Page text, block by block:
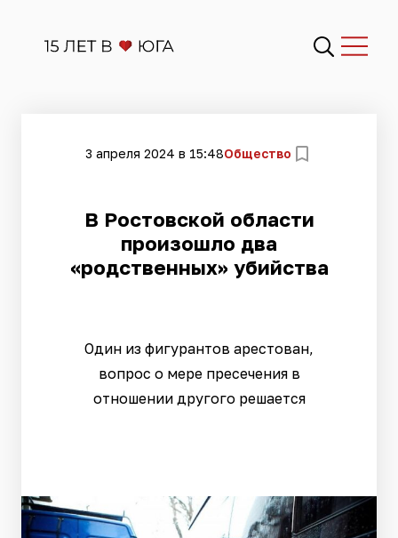
3 апреля 2024 в 15:48Общество
В Ростовской области
произошло два
«родственных» убийства
Один из фигурантов арестован,
вопрос о мере пресечения в
отношении другого решается